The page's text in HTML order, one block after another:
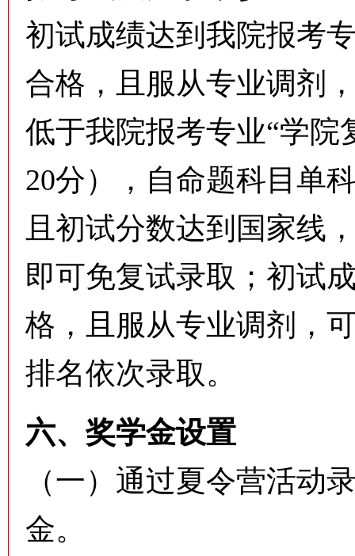
初试成绩达到我院报考
合格，且服从专业调剂
低于我院报考专业“学院
20分），自命题科目单
且初试分数达到国家线
即可免复试录取；初试
格，且服从专业调剂，
排名依次录取。
六、奖学金设置
（一）通过夏令营活动
金。